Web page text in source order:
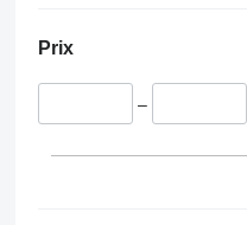
Allemagne
Prix
–